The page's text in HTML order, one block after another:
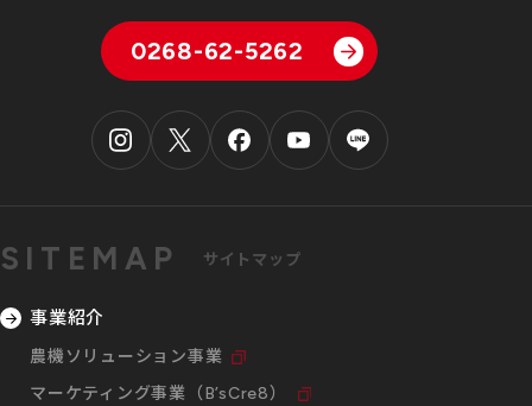
0268-62-5262
SITEMAP サイトマップ
事業紹介
農機ソリューション事業
マーケティング事業（B’sCre8）